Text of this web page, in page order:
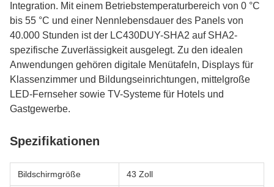
Integration. Mit einem Betriebstemperaturbereich von 0 °C
bis 55 °C und einer Nennlebensdauer des Panels von
40.000 Stunden ist der LC430DUY-SHA2 auf SHA2-
spezifische Zuverlässigkeit ausgelegt. Zu den idealen
Anwendungen gehören digitale Menütafeln, Displays für
Klassenzimmer und Bildungseinrichtungen, mittelgroße
LED-Fernseher sowie TV-Systeme für Hotels und
Gastgewerbe.
Spezifikationen
Bildschirmgröße 43 Zoll